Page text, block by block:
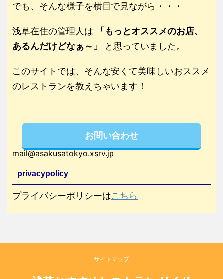
でも、そんな様子を横目で見ながら・・・
浅草在住の管理人は
「もっとオススメのお店、
あるんだけどなぁ～」
と思っていました。
このサイトでは、そんな安くて美味しいおススメ
のレストランを教えちゃいます！
お問い合わせ
mail@asakusatokyo.xsrv.jp
privacypolicy
プライバシーポリシーはこちら
サイトマップ